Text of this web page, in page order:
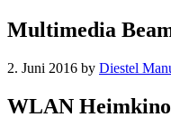
Multimedia
2. Juni 2016 by Diestel
WLAN